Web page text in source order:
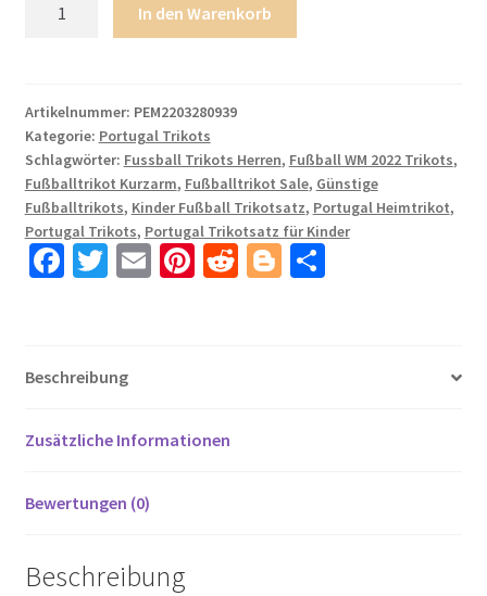
2022
Home
Trikot
rot
grün
Kurzarm
+
In den Warenkorb
Artikelnummer: PEM2203280939
Kategorie: Portugal Trikots
Schlagwörter: Fussball Trikots Herren, Fußball WM 2022 Trikots,
Fußballtrikot Kurzarm, Fußballtrikot Sale, Günstige
Fußballtrikots, Kinder Fußball Trikotsatz, Portugal Heimtrikot,
Portugal Trikots, Portugal Trikotsatz für Kinder
Fa
o
k
T
er
E Pi R Bl T
Beschreibung
Zusätzliche Informationen
Bewertungen (0)
Beschreibung